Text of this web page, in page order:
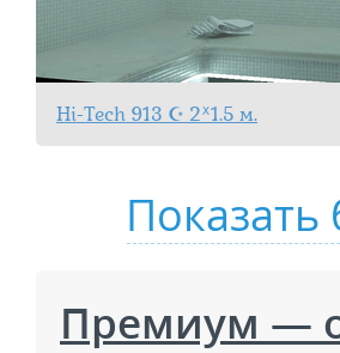
Hi-Tech 913 ☪ 2ᕁ1.5 м.
Премиум —